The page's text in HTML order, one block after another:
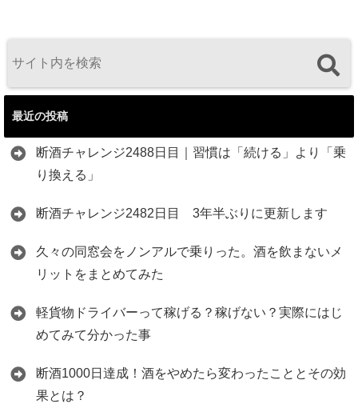
最近の投稿
断酒チャレンジ2488日目｜習慣は「続ける」より「乗
り換える」
断酒チャレンジ2482日目 3年半ぶりに更新します
久々の同窓会をノンアルで乗りった。酒を飲まないメ
リットをまとめてみた
軽貨物ドライバーって稼げる？稼げない？実際にはじ
めてみて分かった事
断酒1000日達成！酒をやめたら変わったこととその効
果とは？